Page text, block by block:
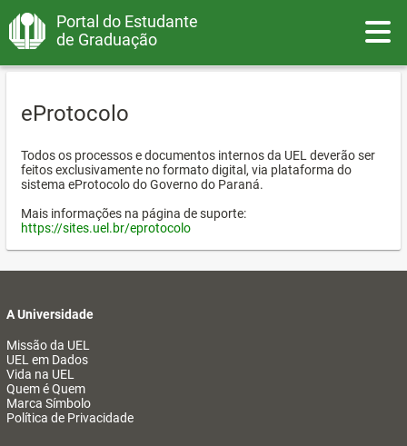
Portal do Estudante
de Graduação
eProtocolo
Todos os processos e documentos internos da UEL deverão ser
feitos exclusivamente no formato digital, via plataforma do
sistema eProtocolo do Governo do Paraná.
Mais informações na página de suporte:
https://sites.uel.br/eprotocolo
A Universidade
Missão da UEL
UEL em Dados
Vida na UEL
Quem é Quem
Marca Símbolo
Política de Privacidade